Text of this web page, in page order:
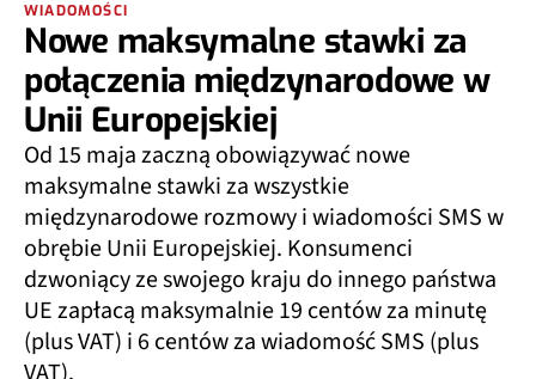
WIADOMOŚCI
Nowe maksymalne stawki za
połączenia międzynarodowe w
Unii Europejskiej
Od 15 maja zaczną obowiązywać nowe
maksymalne stawki za wszystkie
międzynarodowe rozmowy i wiadomości SMS w
obrębie Unii Europejskiej. Konsumenci
dzwoniący ze swojego kraju do innego państwa
UE zapłacą maksymalnie 19 centów za minutę
(plus VAT) i 6 centów za wiadomość SMS (plus